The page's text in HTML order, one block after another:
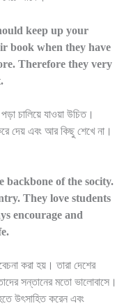
keep up your
book when they have
Therefore they very
চালিয়ে যাওয়া উচিত।
দেয় এবং আর কিছু শেখে না।
backbone of the socity.
They love students
encourage and
করা হয়। তারা দেশের
সন্তানের মতো ভালোবাসে।
উৎসাহিত করেন এবং